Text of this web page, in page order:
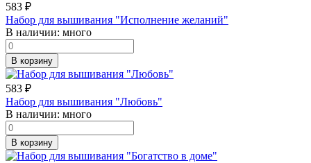
583 ₽
Набор для вышивания "Исполнение желаний"
В наличии: много
В корзину
583 ₽
Набор для вышивания "Любовь"
В наличии: много
В корзину